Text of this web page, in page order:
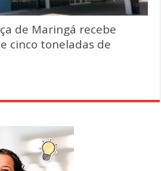
de Maringá recebe
cinco toneladas de